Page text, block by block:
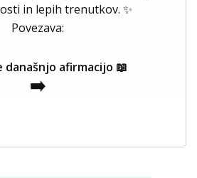
in lepih trenutkov. ✨
Povezava:
afirmacijo 📖
➡️